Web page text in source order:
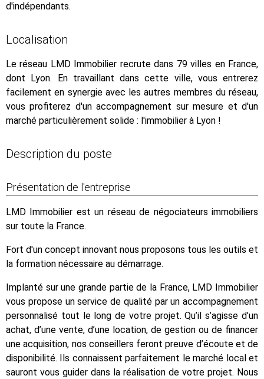
d'indépendants.
Localisation
Le réseau LMD Immobilier recrute dans 79 villes en France,
dont Lyon. En travaillant dans cette ville, vous entrerez
facilement en synergie avec les autres membres du réseau,
vous profiterez d'un accompagnement sur mesure et d'un
marché particulièrement solide : l'immobilier à Lyon !
Description du poste
Présentation de l'entreprise
LMD Immobilier est un réseau de négociateurs immobiliers
sur toute la France.
Fort d'un concept innovant nous proposons tous les outils et
la formation nécessaire au démarrage.
Implanté sur une grande partie de la France, LMD Immobilier
vous propose un service de qualité par un accompagnement
personnalisé tout le long de votre projet. Qu’il s’agisse d’un
achat, d’une vente, d’une location, de gestion ou de financer
une acquisition, nos conseillers feront preuve d’écoute et de
disponibilité. Ils connaissent parfaitement le marché local et
sauront vous guider dans la réalisation de votre projet. Nous